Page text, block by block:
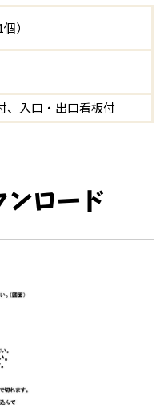
）
、入口・出口看板付
ンロード